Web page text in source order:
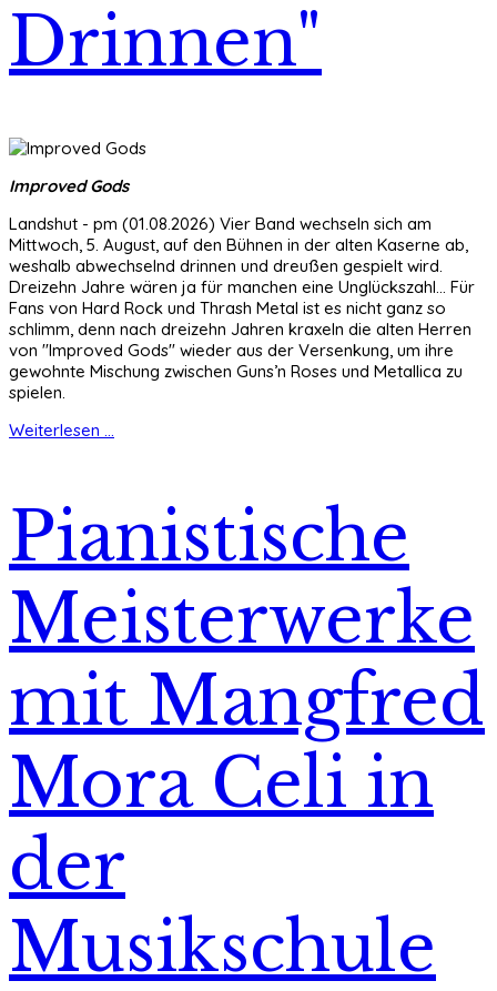
Drinnen"
Improved Gods
Landshut - pm (01.08.2026) Vier Band wechseln sich am
Mittwoch, 5. August, auf den Bühnen in der alten Kaserne ab,
weshalb abwechselnd drinnen und dreußen gespielt wird.
Dreizehn Jahre wären ja für manchen eine Unglückszahl... Für
Fans von Hard Rock und Thrash Metal ist es nicht ganz so
schlimm, denn nach dreizehn Jahren kraxeln die alten Herren
von "Improved Gods" wieder aus der Versenkung, um ihre
gewohnte Mischung zwischen Guns’n Roses und Metallica zu
spielen.
Weiterlesen ...
Pianistische
Meisterwerke
mit Mangfred
Mora Celi in
der
Musikschule